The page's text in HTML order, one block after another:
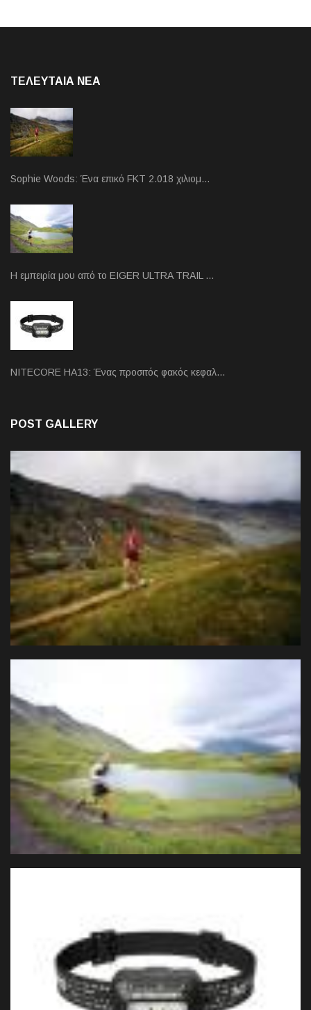
ΤΕΛΕΥΤΑΙΑ NEA
Sophie Woods: Ένα επικό FKT 2.018 χιλιομ…
Η εμπειρία μου από το EIGER ULTRA TRAIL …
NITECORE HA13: Ένας προσιτός φακός κεφαλ…
POST GALLERY